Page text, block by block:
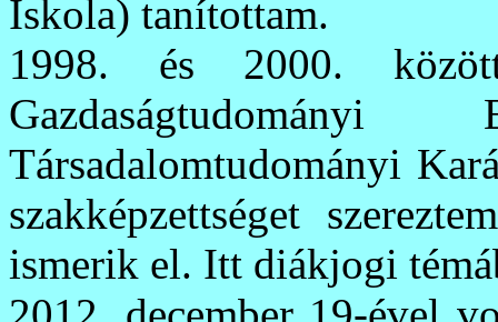
Iskola) tanítottam.
1998. és 2000.
Társadalomtudományi
szakképzettséget
ismerik el. Itt diákjogi